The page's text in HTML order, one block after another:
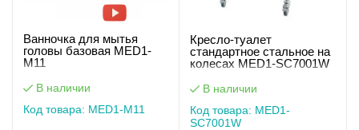
Ванночка для мытья
головы базовая MED1-
M11
В наличии
Код товара: MED1-M11
Кресло-туалет
стандартное стальное на
колесах MED1-SC7001W
В наличии
Код товара: MED1-
SC7001W